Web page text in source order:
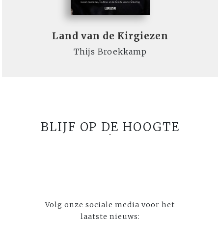
Land van de Kirgiezen
Thijs Broekkamp
BLIJF OP DE HOOGTE
Volg onze sociale media voor het
laatste nieuws: